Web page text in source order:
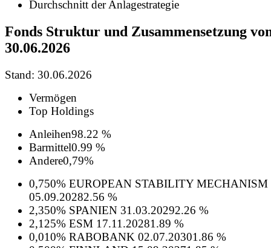
Durchschnitt der Anlagestrategie
Fonds Struktur und Zusammensetzung
30.06.2026
Stand: 30.06.2026
Vermögen
Top Holdings
Anleihen98.22 %
Barmittel0.99 %
Andere0,79%
0,750% EUROPEAN STABILITY MECHANISM
05.09.20282.56 %
2,350% SPANIEN 31.03.20292.26 %
2,125% ESM 17.11.20281.89 %
0,010% RABOBANK 02.07.20301.86 %